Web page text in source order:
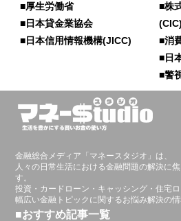
■厚生労働省
■日本貸金業協会
■日本信用情報機構(JICC)
■株
(CIC)
■消
■日
■警
金融総合メディア「マネースタジオ」は、
人々の日常生活における金融問題の解決に
す。
投資・カードローン・キャッシング・住宅ロ
幅広い金融トピックに関するお悩み解決の情
■おすすめ記事一覧